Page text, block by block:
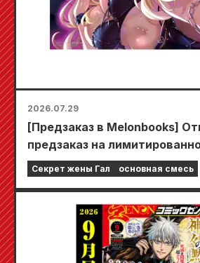
2026.07.29
[Предзаказ в Melonbooks]
предзаказ на
специальным игровым
украшенным потрясающе
Кудо! Выход 6-го тома
девушки» запланирован на
Секрет жены Гал основная смесь